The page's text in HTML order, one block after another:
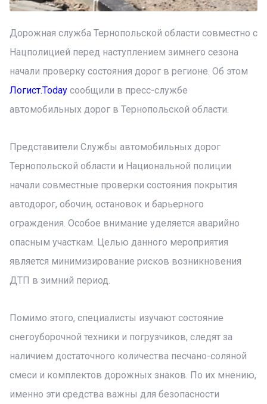
Дорожная служба Тернопольской области совместно с
Нацполицией перед наступлением зимнего сезона
начали проверку состояния дорог в регионе. Об этом
Логист.Today сообщили в пресс-службе
автомобильных дорог в Тернопольской области.
Представители Службы автомобильных дорог
Тернопольской области и Национальной полиции
начали совместные проверки состояния покрытия
автодорог, обочин, остановок и барьерного
ограждения. Особое внимание уделяется аварийно
опасным участкам. Целью данного мероприятия
является минимизирование рисков возникновения
ДТП в зимний период.
Помимо этого, специалисты изучают состояние
снегоуборочной техники и погрузчиков, следят за
наличием достаточного количества песчано-соляной
смеси и комплектов дорожных знаков. По их мнению,
именно эти средства важны для безопасности